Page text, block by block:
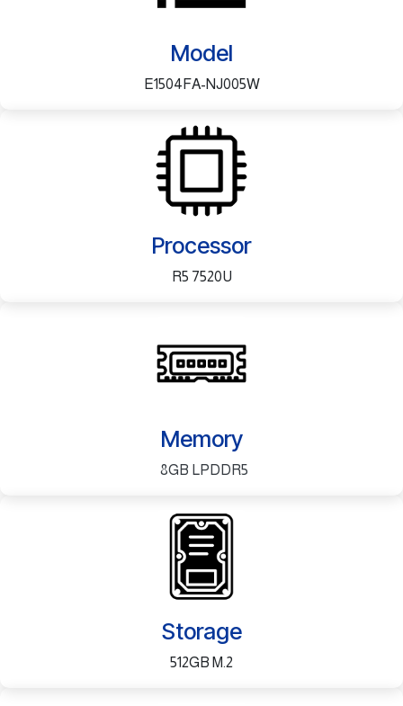
Model
E1504FA-NJ005W
Processor
R5 7520U
Memory
8GB LPDDR5
Storage
512GB M.2